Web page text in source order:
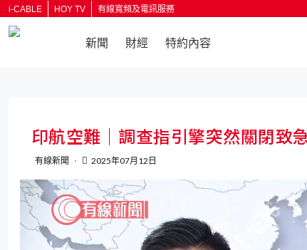
i-CABLE HOY TV 有線寬頻及電訊服務
新聞 財經 特約內容
印航空難｜調查指引擎突然關閉
有線新聞 2025年07月12日